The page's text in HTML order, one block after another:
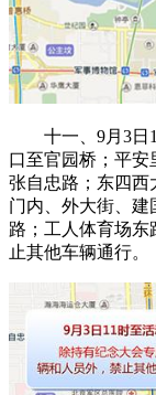
十一、9月3日
口至官园桥；平安
张自忠路；东四西
门内、外大街、建
路；工人体育场东
止其他车辆通行。